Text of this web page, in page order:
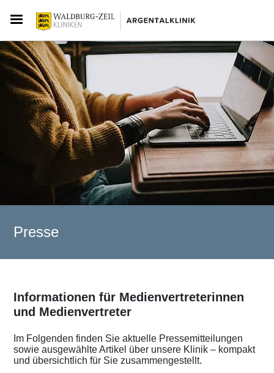
Presse
Informationen für Medienvertreterinnen
und Medienvertreter
Im Folgenden finden Sie aktuelle Pressemitteilungen
sowie ausgewählte Artikel über unsere Klinik – kompakt
und übersichtlich für Sie zusammengestellt.